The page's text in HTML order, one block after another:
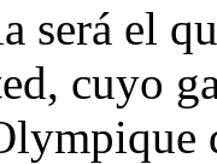
será el
cuyo